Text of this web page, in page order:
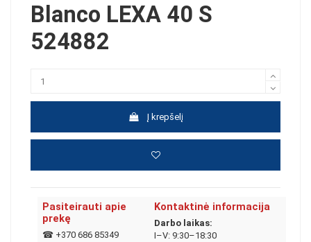
Blanco LEXA 40 S
524882
Į krepšelį
Pasiteirauti apie
prekę
☎ +370 686 85349
Kontaktinė informacija
Darbo laikas:
I–V: 9:30–18:30